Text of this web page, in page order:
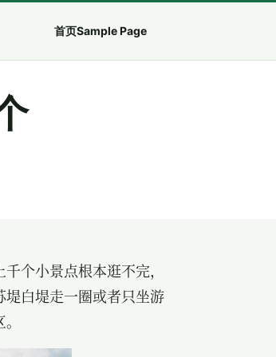
首页Sample Page
个小景点根本逛不完，
白堤走一圈或者只坐游